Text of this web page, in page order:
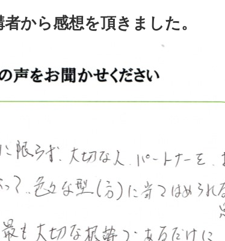
から感想を頂きました。